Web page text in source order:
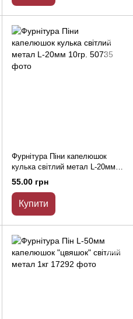
Фурнітура Піни капелюшок
кулька світлий метал L-20мм
10гр.
55.00 грн
Купити